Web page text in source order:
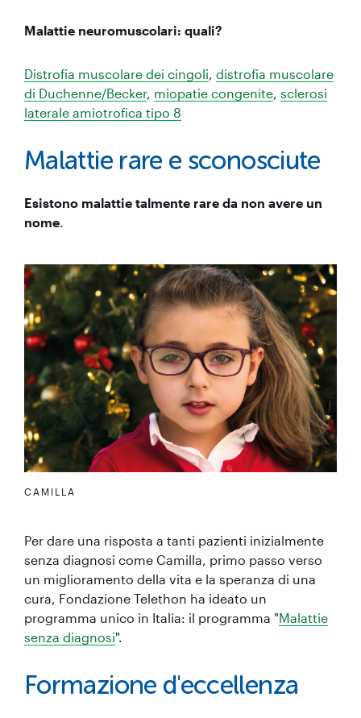
Malattie neuromuscolari: quali?
Distrofia muscolare dei cingoli distrofia muscolare
di Duchenne/Becker, miopatie congenite sclerosi
laterale amiotrofica tipo 8
Malattie rare e sconosciute
Esistono malattie talmente rare da non avere un
nome
CAMILLA
Per dare una risposta a tanti pazienti inizialmente
senza diagnosi come Camilla, primo passo verso
un miglioramento della vita e la speranza di una
cura, Fondazione Telethon ha ideato un
programma unico in Italia: il programma "Malattie
senza diagnosi".
Formazione d'eccellenza